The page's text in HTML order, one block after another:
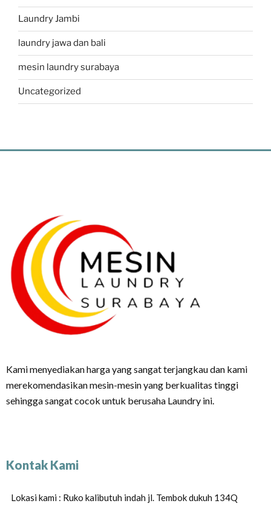
Laundry Jambi
laundry jawa dan bali
mesin laundry surabaya
Uncategorized
Kami menyediakan harga yang sangat terjangkau dan kami
merekomendasikan mesin-mesin yang berkualitas tinggi
sehingga sangat cocok untuk berusaha Laundry ini.
Kontak Kami
Lokasi kami : Ruko kalibutuh indah jl. Tembok dukuh 134Q